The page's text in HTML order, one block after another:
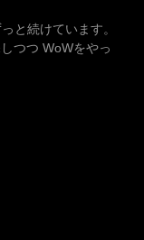
と続けています。
つつ WoWをやっ